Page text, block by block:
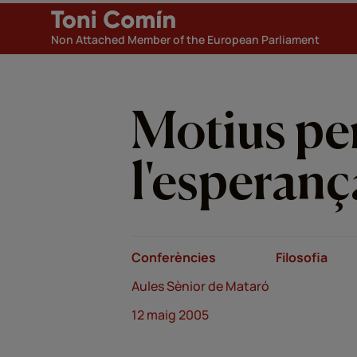
Non Attached Member of the European Parliament
Motius
Conferències
Aules Sènior de Mataró
12 maig 2005
Filosofia